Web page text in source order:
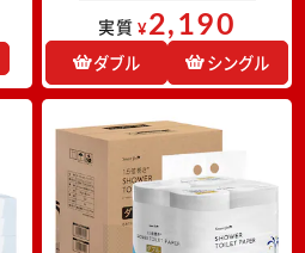
実質 ¥2,190
ダブル シングル